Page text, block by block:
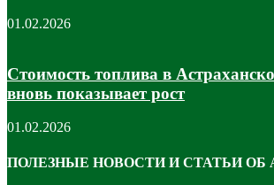
01.02.2026
Стоимость топлива в
вновь показывает рост
01.02.2026
ПОЛЕЗНЫЕ НОВОСТИ И СТАТЬИ ОБ